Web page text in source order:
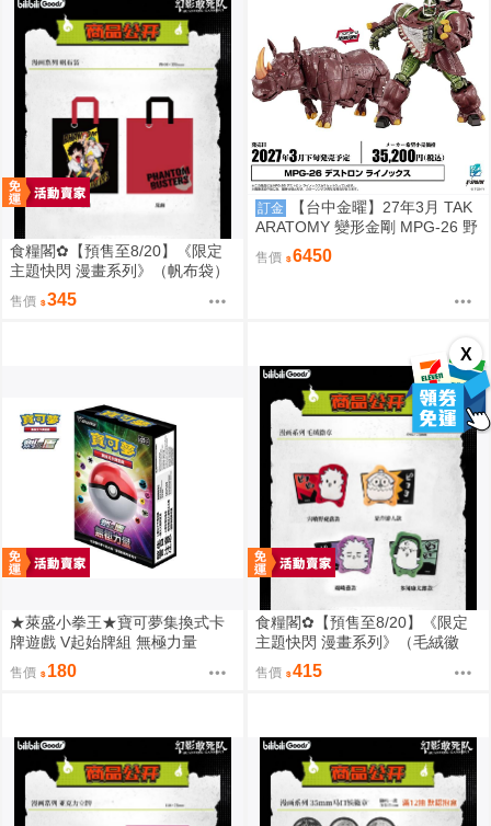
X
食糧閣✿【預售至8/20】《限定
主題快閃 漫畫系列》（帆布袋）
惡靈剋星／幻影敢死隊／主題快
閃／宍喰野虎落／是岸遊人／觀
售價 345
訂金
【台中金曜】27年3月 TAK
ARATOMY 變形金剛 MPG-26 野
獸戰爭 掠奪金剛 黑化 犀牛 0828
售價 6450
★萊盛小拳王★寶可夢集換式卡
牌遊戲 V起始牌組 無極力量
售價 180
食糧閣✿【預售至8/20】《限定
主題快閃 漫畫系列》（毛絨徽
章）惡靈剋星／幻影敢死隊／主
題快閃／宍喰野虎落／是岸遊人
售價 415